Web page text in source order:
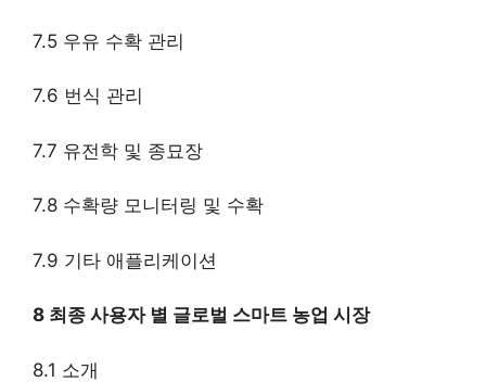
7.5 우유 수확 관리
7.6 번식 관리
7.7 유전학 및 종묘장
7.8 수확량 모니터링 및 수확
7.9 기타 애플리케이션
8 최종 사용자 별 글로벌 스마트 농업 시장
8.1 소개